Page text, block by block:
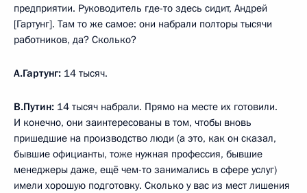
предприятии. Руководитель где-то здесь сидит, Андрей
[Гартунг]. Там то же самое: они набрали полторы тысячи
работников, да? Сколько?
А.Гартунг: 14 тысяч.
В.Путин: 14 тысяч набрали. Прямо на месте их готовили.
И конечно, они заинтересованы в том, чтобы вновь
пришедшие на производство люди (а это, как он сказал,
бывшие официанты, тоже нужная профессия, бывшие
менеджеры даже, ещё чем-то занимались в сфере услуг)
имели хорошую подготовку. Сколько у вас из мест лишения